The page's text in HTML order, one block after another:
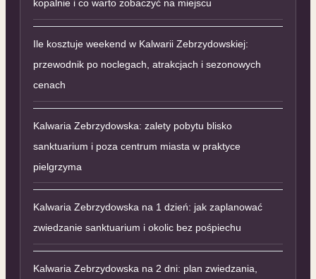
kopalnie i co warto zobaczyć na miejscu
Ile kosztuje weekend w Kalwarii Zebrzydowskiej:
przewodnik po noclegach, atrakcjach i sezonowych
cenach
Kalwaria Zebrzydowska: zalety pobytu blisko
sanktuarium i poza centrum miasta w praktyce
pielgrzyma
Kalwaria Zebrzydowska na 1 dzień: jak zaplanować
zwiedzanie sanktuarium i okolic bez pośpiechu
Kalwaria Zebrzydowska na 2 dni: plan zwiedzania,